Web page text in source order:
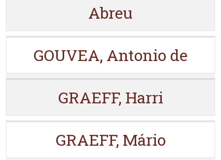
Abreu
GOUVEA, Antonio de
GRAEFF, Harri
GRAEFF, Mário